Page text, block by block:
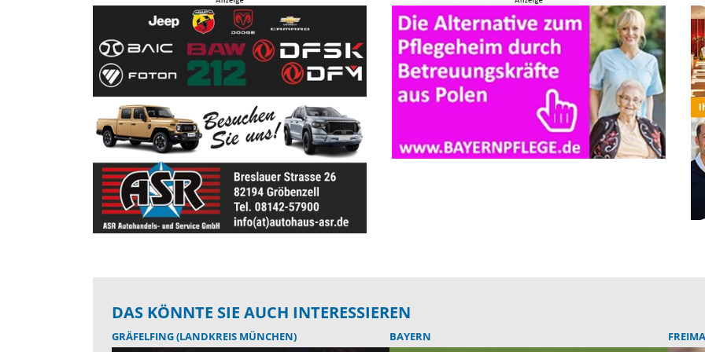
DAS KÖNNTE SIE AUCH INTERESSIEREN
GRÄFELFING (LANDKREIS MÜNCHEN) BAYERN